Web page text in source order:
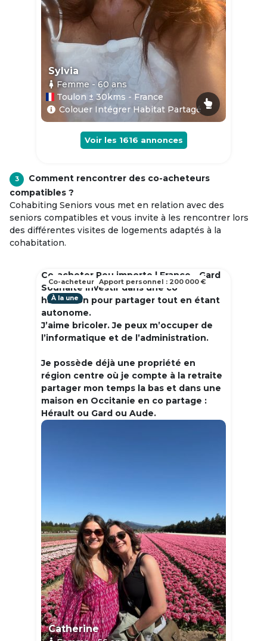
Sylvia
Femme - 60ans
Toulon ± 30kms - France
Colouer Intégrer Habitat Partagé
Voir les 1616 annonces
3
Comment rencontrer des co-acheteurs
compatibles ?
Cohabiting Seniors vous met en relation avec des
seniors compatibles et vous invite à les rencontrer lors
des différentes visites de logements adaptés à la
cohabitation.
Co-acheter Peu importe | France - Gard
Souhaite investir dans une co
habitation pour partager tout en étant
autonome.
J’aime bricoler. Je peux m’occuper de
l’informatique et de l’administration.
Je possède déjà une propriété en
région centre où je compte à la retraite
partager mon temps la bas et dans une
maison en Occitanie en co partage :
Hérault ou Gard ou Aude.
À la une
Catherine
Co-acheteur Apport personnel : 200 000 €